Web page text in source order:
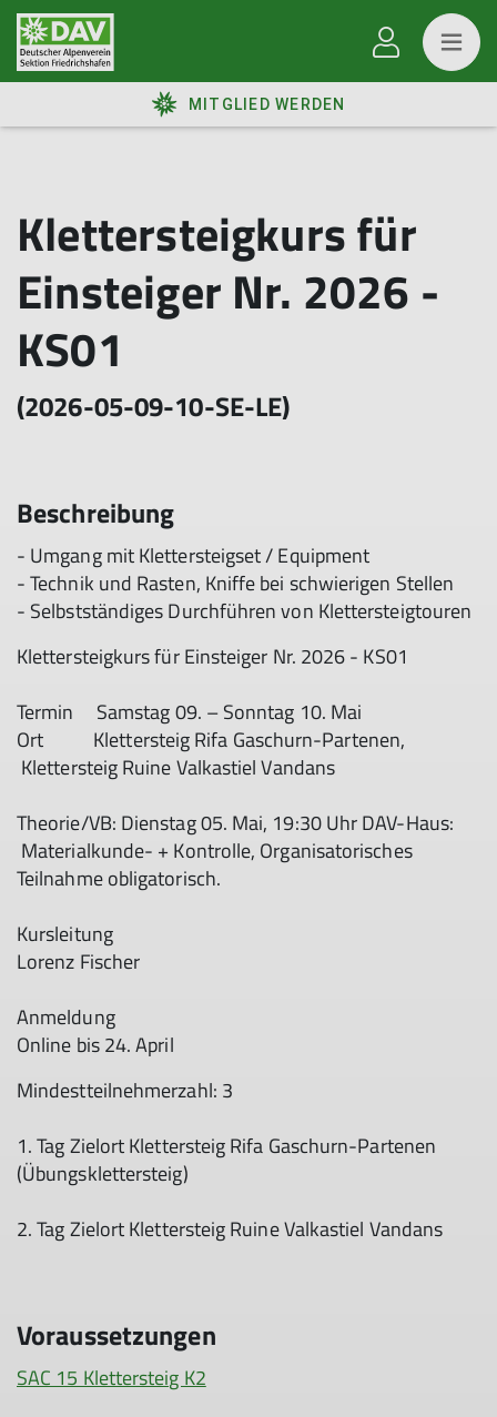
MITGLIED WERDEN
Klettersteigkurs für
Einsteiger Nr. 2026 -
KS01
(2026-05-09-10-SE-LE)
Beschreibung
- Umgang mit Klettersteigset / Equipment
- Technik und Rasten, Kniffe bei schwierigen Stellen
- Selbstständiges Durchführen von Klettersteigtouren
Klettersteigkurs für Einsteiger Nr. 2026 - KS01
Termin Samstag 09. – Sonntag 10. Mai
Ort Klettersteig Rifa Gaschurn-Partenen,
Klettersteig Ruine Valkastiel Vandans
Theorie/VB: Dienstag 05. Mai, 19:30 Uhr DAV-Haus:
Materialkunde- + Kontrolle, Organisatorisches
Teilnahme obligatorisch.
Kursleitung
Lorenz Fischer
Anmeldung
Online bis 24. April
Mindestteilnehmerzahl: 3
1. Tag Zielort Klettersteig Rifa Gaschurn-Partenen
(Übungsklettersteig)
2. Tag Zielort Klettersteig Ruine Valkastiel Vandans
Voraussetzungen
SAC 15 Klettersteig K2